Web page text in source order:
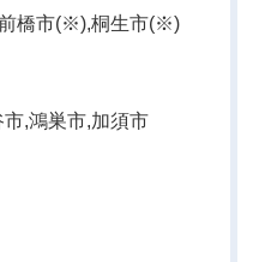
橋市(※),桐生市(※)
,鴻巣市,加須市